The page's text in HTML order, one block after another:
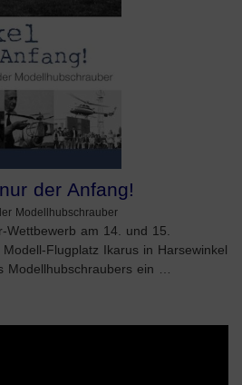
der Anfang!
Modellhubschrauber
Wettbewerb am 14. und 15.
Flugplatz Ikarus in Harsewinkel
Modellhubschraubers ein …